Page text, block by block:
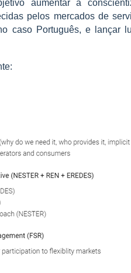
aumentar a
pelos mercados de
caso Português, e lançar